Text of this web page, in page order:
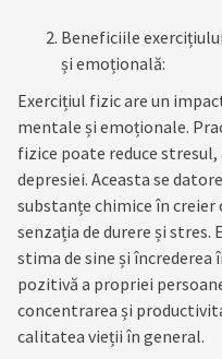
Beneficiile
și emoțională:
Exercițiul fizic are un
mentale și emoționale.
fizice poate reduce
depresiei. Aceasta se
substanțe chimice în creier
senzația de durere și
stima de sine și încrederea
pozitivă a propriei
concentrarea și
calitatea vieții în general.